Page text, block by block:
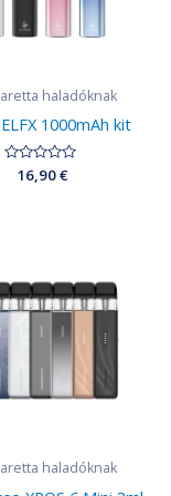
haladóknak
1000mAh kit
Értékelés:
16,90€
haladóknak